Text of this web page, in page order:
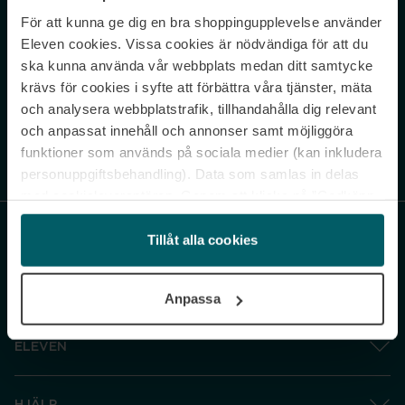
För att kunna ge dig en bra shoppingupplevelse använder
Eleven cookies. Vissa cookies är nödvändiga för att du
ska kunna använda vår webbplats medan ditt samtycke
krävs för cookies i syfte att förbättra våra tjänster, mäta
och analysera webbplatstrafik, tillhandahålla dig relevant
och anpassat innehåll och annonser samt möjliggöra
funktioner som används på sociala medier (kan inkludera
personuppgiftsbehandling). Data som samlas in delas
och gå vidare” accepterar du samtliga cookies medan du
under ”Inställningar” kan anpassa användningen av
cookies. Du kan återkalla ditt samtycke när som helst.
Tillåt alla cookies
Anpassa
Never miss a beat.
Sign up to our newsletter.
Genom att prenumerera accepterar du vår Integritetspolicy. Avprenumerera
ELEVEN